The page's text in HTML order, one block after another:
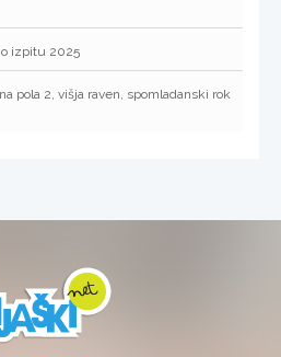
o izpitu 2025
pola 2, višja raven, spomladanski rok